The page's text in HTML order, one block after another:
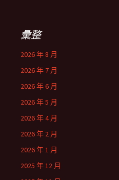
彙整
2026 年 8 月
2026 年 7 月
2026 年 6 月
2026 年 5 月
2026 年 4 月
2026 年 2 月
2026 年 1 月
2025 年 12 月